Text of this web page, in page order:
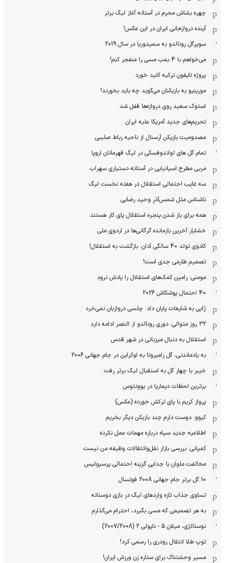
چهره بشاش محرم در آستانه آغاز لیگ برتر
آینده دروازه‌بانی ایران در این عکس!
سوپرگل رونالدو به سمپدوریا در سال 2019
می‌خواهم با 4 بمب مسی را منفجر کنم!
پروژه تایفون ترکیه کلید خورد
مورینیو به بازیکنان می‌گوید چه باید بخورند!
استوک سعید روی دروازه‌ها قفل شد
تحریم‌های جدید آمریکا علیه ایران
مصدومیت بازیکن آرسنال از ناحیه رباط صلیبی
تمام گل های لواندوفسکی در لیگ قهرمانان اروپا
مربی مطرح اسپانیایی در آستانه دستیاری سهراب
سه غایب احتمالی استقلال در هفته نخست لیگ
ناشناس مثل شمس‌آذرِ وحید رضایی
همه برای باز شدن پنجره استقلال پای کار هستند
خشایار آخرین بازمانده گرگانی‌ها در اردوی ملی
کادوی تولد 40 سالگی آدان: بازگشت به استقلال!
تصمیم طارمی جدی است!
مومنی: رامین کمک‌های استقلال را یادش نرود
40 احتمال پوشکاش 2026
ژابی به شایعات پایان داد: چلسی دروازبان نمی‌خرد
۳۲ روز متوالی: دوری رونالدو از النصر ادامه دارد
استقلال به دنبال میزبانی در شهر قدس
به یادماندنی، گل زامبروتا به اوکراین در جام جهانی 2006
خیبر با چهار گل به استقبال لیگ برتر رفت
برترین لحظات دیماریا در یوونتوس
پرواز کریم با پای ترکش خورده (عکس)
کیوو: دوست دارم چند بازیکن دیگر بخریم
اطلاعیه جدید سپاه درباره مهمات عمل نکرده
کمپانی: بررسی بازار نقل‌وانتقالات وظیفه من نیست
مخالفت ملوان با جدایی گزینه احتمالی پرسپولیس
10 گل برتر جام جهانی 2008 فوتسال
تساوی جذاب تازه واردهای لیگ در بازی دوستانه
به هر تصمیمی که مسی بگیرد، احترام می‌گذارم
نوستالژی، میلان 5 - ناپولی 2 (2007/2008)
توپ طلا انتقال رودری را رسمی کرد!
مسیر وحشتناک برای ستاره زن ورزش ایران!